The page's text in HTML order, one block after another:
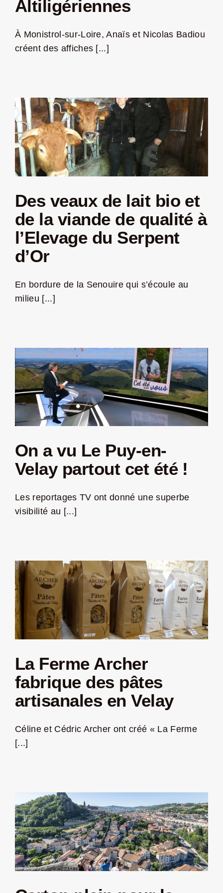
Nouveau Magazine EnVelay
Jeu concours – Gagnez votre bûche de Noël 2025
Altiligériennes
À Monistrol-sur-Loire, Anaïs et Nicolas Badiou
créent des affiches [...]
Des veaux de lait bio et
de la viande de qualité à
l’Elevage du Serpent
d’Or
En bordure de la Senouire qui s’écoule au
milieu [...]
On a vu Le Puy-en-
Velay partout cet été !
Les reportages TV ont donné une superbe
visibilité au [...]
La Ferme Archer
fabrique des pâtes
artisanales en Velay
Céline et Cédric Archer ont créé « La Ferme
[...]